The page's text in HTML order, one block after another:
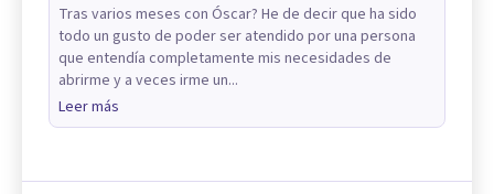
Tras varios meses con Óscar? He de decir que ha sido
todo un gusto de poder ser atendido por una persona
que entendía completamente mis necesidades de
abrirme y a veces irme un...
Leer más